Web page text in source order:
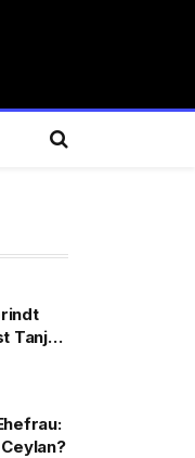
Tanja